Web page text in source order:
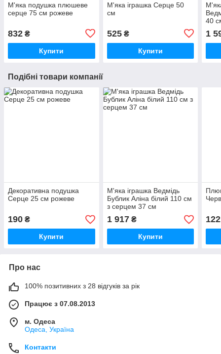
М'яка подушка плюшеве
серце 75 см рожеве
832 ₴
Купити
М'яка іграшка Серце 50
см
525₴
Купити
40
1
Подібні товари компанії
Декоративна подушка
Серце 25 см рожеве
190 ₴
Купити
М'яка іграшка Ведмідь
Бублик Аліна білий 110 см
з серцем 37 см
1 917₴
Купити
122
Про нас
100% позитивних з 28 відгуків за рік
Працює з 07.08.2013
м. Одеса
Одеса, Україна
Контакти